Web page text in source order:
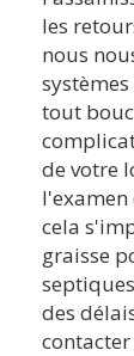
les
nous
tout
de votre
l'examen
cela
graisse
des
contacter